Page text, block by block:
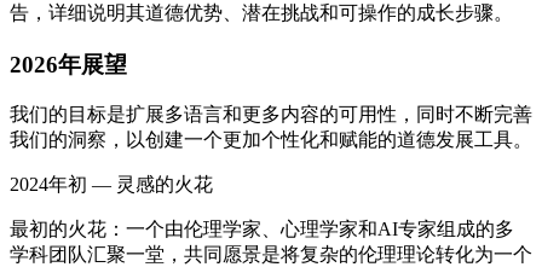
告，详细说明其道德优势、潜在挑战和可操作的成长步骤。
2026年展望
我们的目标是扩展多语言和更多内容的可用性，同时不断完善
我们的洞察，以创建一个更加个性化和赋能的道德发展工具。
2024年初 — 灵感的火花
最初的火花：一个由伦理学家、心理学家和AI专家组成的多
学科团队汇聚一堂，共同愿景是将复杂的伦理理论转化为一个